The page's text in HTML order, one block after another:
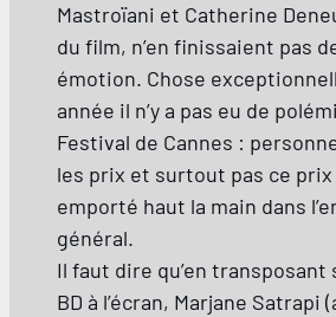
Mastroïani et Catherine
du film, n’en finissaient pas
émotion. Chose
année il n’y a pas eu de
Festival de Cannes :
les prix et surtout pas ce
emporté haut la main dans
général.
Il faut dire qu’en transposant
BD à l’écran, Marjane Satrapi